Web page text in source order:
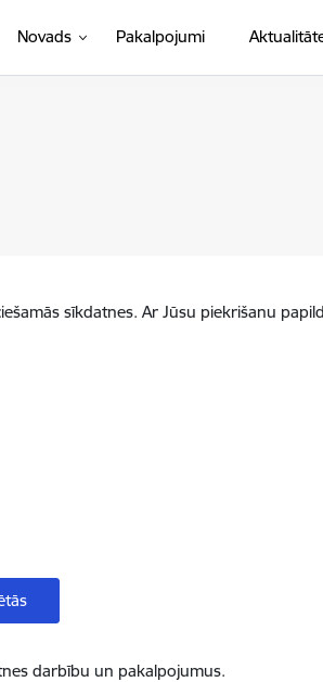
Novads Pakalpojumi
sīkdatnes. Ar Jūsu piekrišanu
darbību un pakalpojumus.